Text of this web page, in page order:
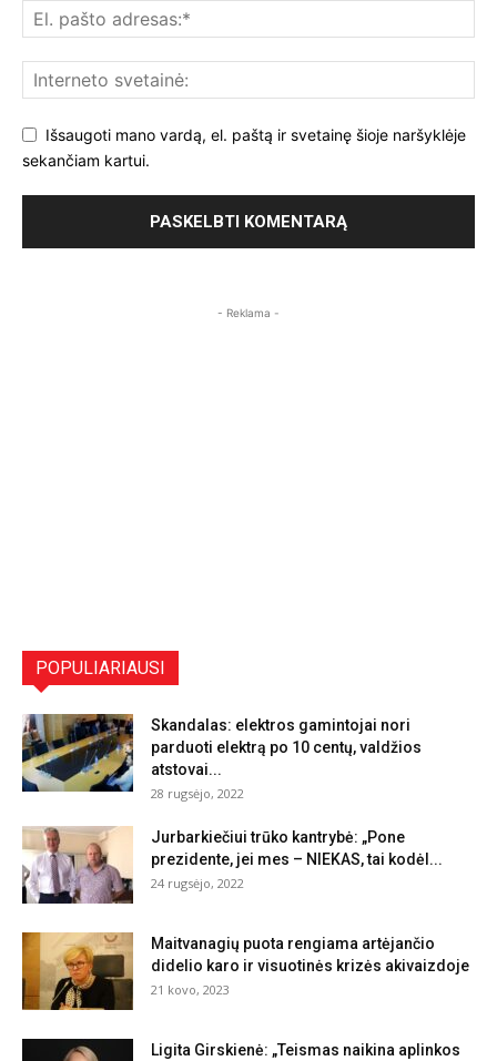
Išsaugoti mano vardą, el. paštą ir svetainę šioje naršyklėje
sekančiam kartui.
- Reklama -
POPULIARIAUSI
Skandalas: elektros gamintojai nori
parduoti elektrą po 10 centų, valdžios
atstovai...
28 rugsėjo, 2022
Jurbarkiečiui trūko kantrybė: „Pone
prezidente, jei mes – NIEKAS, tai kodėl...
24 rugsėjo, 2022
Maitvanagių puota rengiama artėjančio
didelio karo ir visuotinės krizės akivaizdoje
21 kovo, 2023
Ligita Girskienė: „Teismas naikina aplinkos